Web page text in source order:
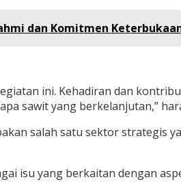
dan Komitmen
ini. Kehadiran dan
sawit yang berkelanjutan,”
salah satu sektor
isu yang berkaitan dengan